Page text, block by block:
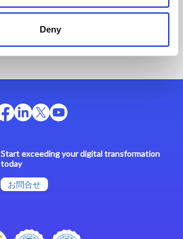
Deny
Start exceeding your digital transformation
today
お問合せ